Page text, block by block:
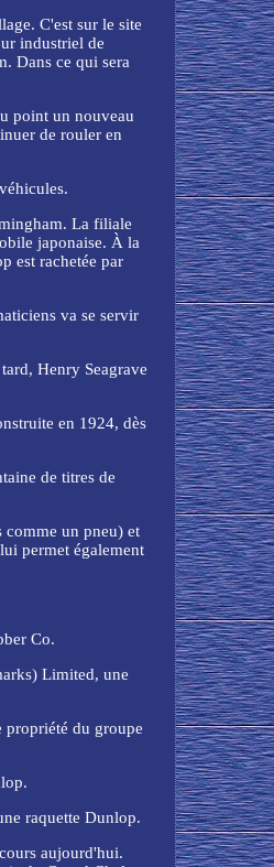
C'est sur le site
industriel de
Dans ce qui sera
point un nouveau
de rouler en
La filiale
japonaise. À la
est rachetée par
va se servir
Henry Seagrave
en 1924, dès
de titres de
comme un pneu) et
permet également
Co.
Limited, une
propriété du groupe
raquette Dunlop.
aujourd'hui.